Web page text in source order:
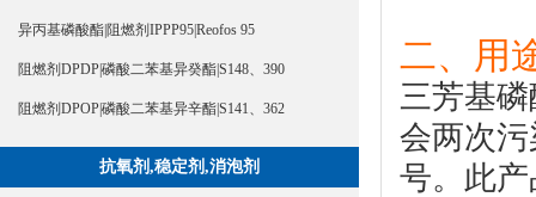
异丙基磷酸酯|阻燃剂IPPP95|Reofos 95
阻燃剂DPDP|磷酸二苯基异癸酯|S148、390
阻燃剂DPOP|磷酸二苯基异辛酯|S141、362
抗氧剂,稳定剂,消泡剂
二、用
三芳基
会两次
号。此